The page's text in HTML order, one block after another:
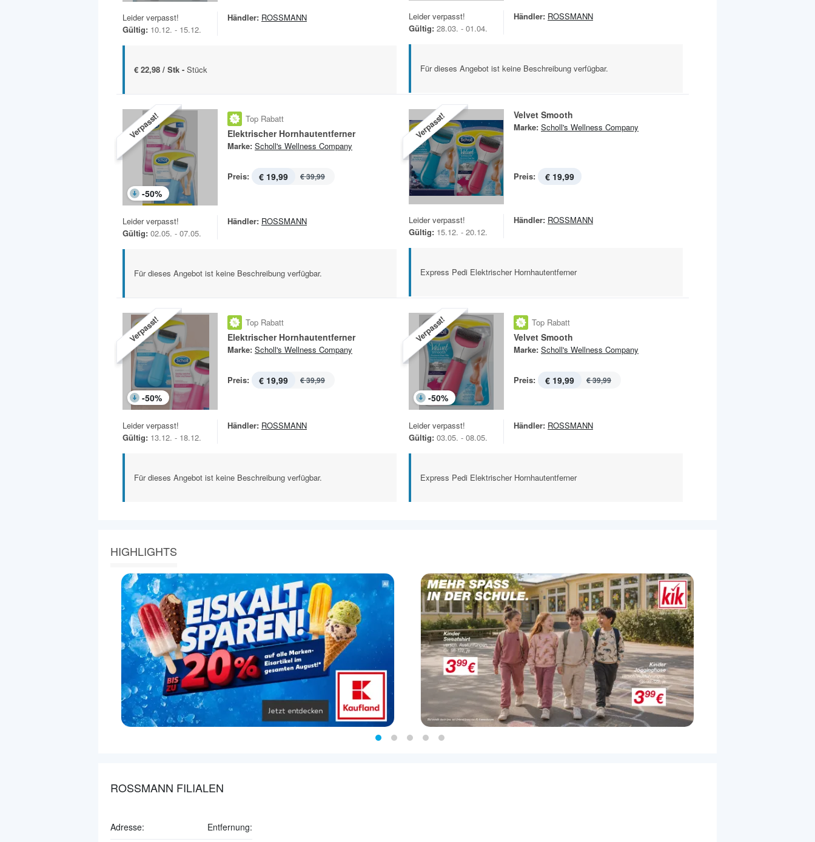
Leider verpasst!
Gültig: 10.12. - 15.12.
Händler: ROSSMANN
€ 22,98 / Stk - Stück
Leider verpasst!
Gültig: 28.03. - 01.04.
Händler: ROSSMANN
Für dieses Angebot ist keine Beschreibung verfügbar.
Verpasst!
-50%
Top Rabatt
Elektrischer Hornhautentferner
Marke: Scholl's Wellness Company
Preis: € 19,99 € 39,99
Leider verpasst!
Gültig: 02.05. - 07.05.
Händler: ROSSMANN
Für dieses Angebot ist keine Beschreibung verfügbar.
Verpasst! Velvet Smooth
Marke: Scholl's Wellness Company
Preis: € 19,99
Leider verpasst!
Gültig: 15.12. - 20.12.
Händler: ROSSMANN
Express Pedi Elektrischer Hornhautentferner
Verpasst!
-50%
Top Rabatt
Elektrischer Hornhautentferner
Marke: Scholl's Wellness Company
Preis: € 19,99 € 39,99
Leider verpasst!
Gültig: 13.12. - 18.12.
Händler: ROSSMANN
Für dieses Angebot ist keine Beschreibung verfügbar.
Verpasst!
-50%
Top Rabatt
Velvet Smooth
Marke: Scholl's Wellness Company
Preis: € 19,99 € 39,99
Leider verpasst!
Gültig: 03.05. - 08.05.
Händler: ROSSMANN
Express Pedi Elektrischer Hornhautentferner
HIGHLIGHTS
ROSSMANN FILIALEN
Adresse: Entfernung: